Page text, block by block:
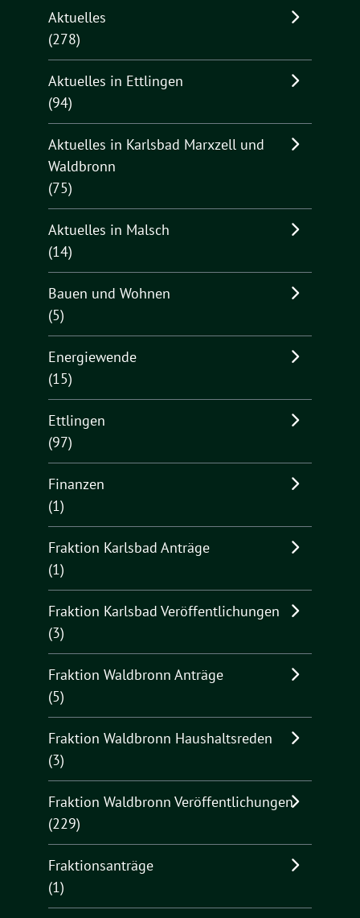
Aktuelles
(278)
Aktuelles in Ettlingen
(94)
Aktuelles in Karlsbad Marxzell und
Waldbronn
(75)
Aktuelles in Malsch
(14)
Bauen und Wohnen
(5)
Energiewende
(15)
Ettlingen
(97)
Finanzen
(1)
Fraktion Karlsbad Anträge
(1)
Fraktion Karlsbad Veröffentlichungen
(3)
Fraktion Waldbronn Anträge
(5)
Fraktion Waldbronn Haushaltsreden
(3)
Fraktion Waldbronn Veröffentlichungen
(229)
Fraktionsanträge
(1)